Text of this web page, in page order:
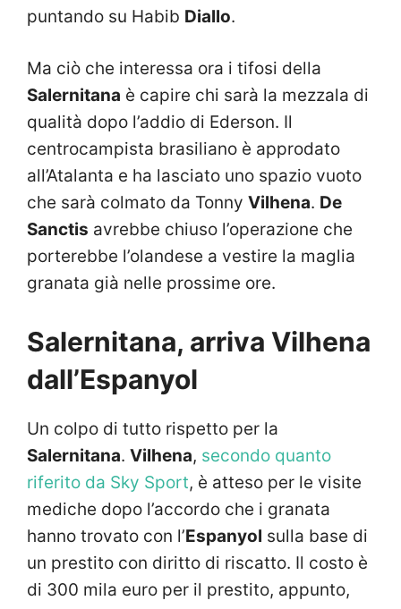
puntando su Habib Diallo.
Ma ciò che interessa ora i tifosi della
Salernitana è capire chi sarà la mezzala di
qualità dopo l’addio di Ederson. Il
centrocampista brasiliano è approdato
all’Atalanta e ha lasciato uno spazio vuoto
che sarà colmato da Tonny Vilhena. De
Sanctis avrebbe chiuso l’operazione che
porterebbe l’olandese a vestire la maglia
granata già nelle prossime ore.
Salernitana, arriva Vilhena
dall’Espanyol
Un colpo di tutto rispetto per la
Salernitana. Vilhena, secondo quanto
riferito da Sky Sport, è atteso per le visite
mediche dopo l’accordo che i granata
hanno trovato con l’Espanyol sulla base di
un prestito con diritto di riscatto. Il costo è
di 300 mila euro per il prestito, appunto,